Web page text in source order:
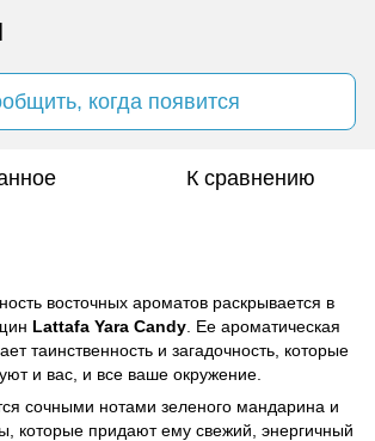
когда появится
К сравнению
восточных ароматов раскрывается в
Lattafa Yara Candy . Ее ароматическая
таинственность и загадочность, которые
и вас, и все ваше окружение.
сочными нотами зеленого мандарина и
которые придают ему свежий, энергичный